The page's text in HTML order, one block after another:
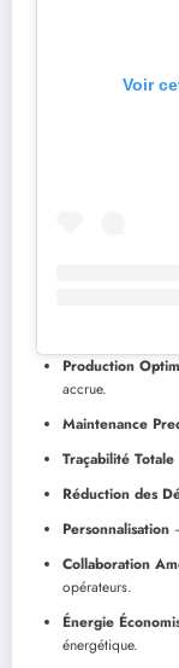
Voir
Production
accrue.
Maintenance
Traçabilité Totale
Réduction des
Personnalisation
Collaboration
opérateurs.
Énergie
énergétique.